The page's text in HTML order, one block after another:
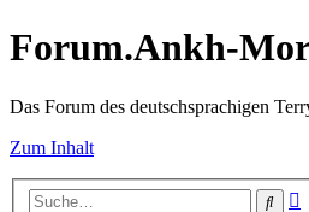
Forum.Ankh-
Das Forum des deutschsprachigen
Zum Inhalt
Suche